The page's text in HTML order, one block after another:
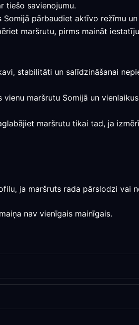
tiešo savienojumu.
pārbaudiet aktīvo režīmu
maršrutu, pirms maināt
stabilitāti un salīdzināšanai
maršrutu Somijā un
maršrutu tikai tad, ja
ja maršruts rada pārslodzi vai
nav vienīgais mainīgais.